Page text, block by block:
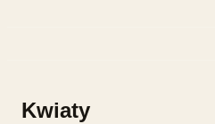
Kwiaty